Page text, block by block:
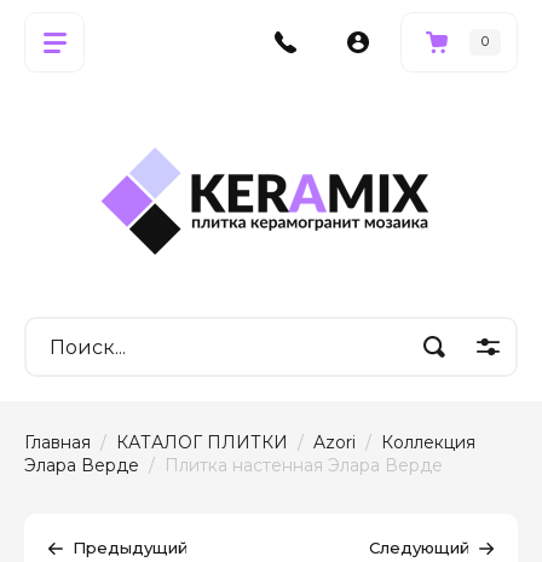
0
Главная / КАТАЛОГ ПЛИТКИ / Azori / Коллекция
Элара Верде /  Плитка настенная Элара Верде
Предыдущий Следующий